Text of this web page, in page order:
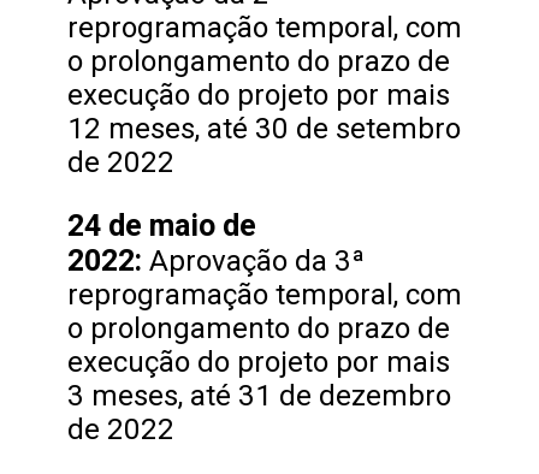
reprogramação temporal, com
o prolongamento do prazo de
execução do projeto por mais
12 meses, até 30 de setembro
de 2022
24 de maio de
2022: Aprovação da 3ª
reprogramação temporal, com
o prolongamento do prazo de
execução do projeto por mais
3 meses, até 31 de dezembro
de 2022